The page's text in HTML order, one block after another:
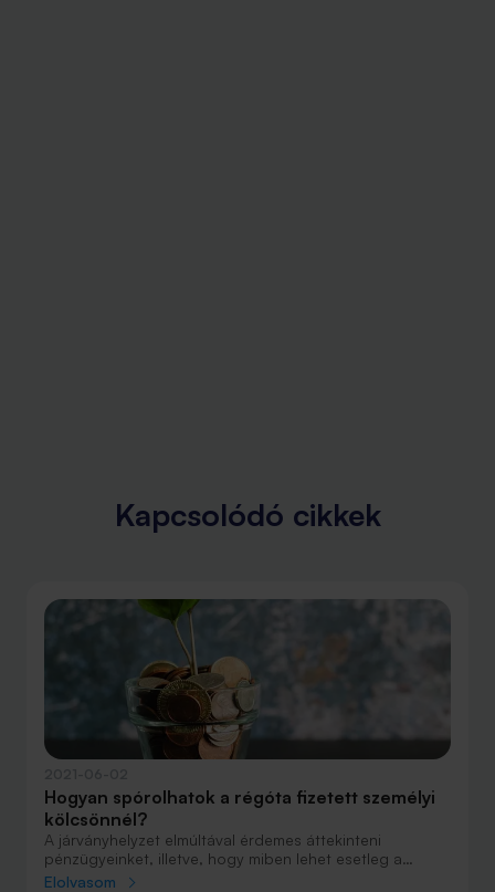
Kapcsolódó cikkek
Hogyan spórolhatok a régóta fizetett személyi
kölcsönnél?
A járványhelyzet elmúltával érdemes áttekinteni
pénzügyeinket, illetve, hogy miben lehet esetleg a
költségeinken faragni. Ha esetleg személyi kölcsönt
Elolvasom